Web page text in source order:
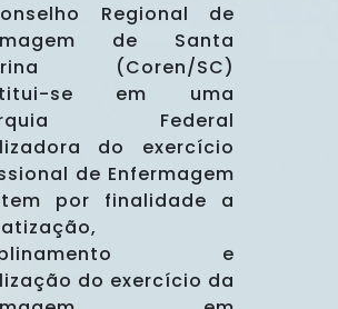
Regional de
de Santa
(Coren/SC)
se em uma
Federal
do exercício
de Enfermagem
por finalidade a
e
do exercício da